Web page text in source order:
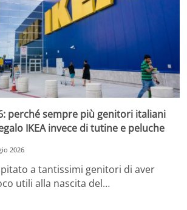
perché sempre più genitori italiani
IKEA invece di tutine e peluche
2026
a tantissimi genitori di aver
utili alla nascita del…